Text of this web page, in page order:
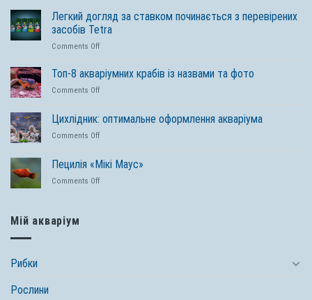
Легкий догляд за ставком починається з перевірених
засобів Tetra
Comments Offon
догляд
за
Топ-8 акваріумних крабів із назвами та фото
Comments Offon
крабів
із
та
Цихлідник: оптимальне оформлення акваріума
Comments Offon
оптимальне
оформлення
акваріума
Пецилія «Мікі Маус»
Comments Offon
Мій акваріум
Рибки
Рослини